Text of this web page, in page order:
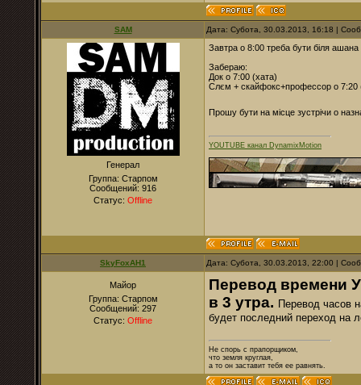
SAM Дата: Субота, 30.03.2013, 16:18 |
Генерал
Группа: Старпом
Сообщений: 916
Статус: Offline
Завтра о 8:00 треба бути біля ашана
Забераю:
Док о 7:00 (хата)
Слєм + скайфокс+профессор о 7:20
Прошу бути на місце зустрічи о
YOUTUBE канал DynamixMotion
SkyFoxAH1 Дата: Субота, 30.03.2013, 22:00 |
Майор
Группа: Старпом
Сообщений: 297
Статус: Offline
Перевод времени
в 3 утра. Перевод часов
будет последний переход на
Не спорь с прапорщиком,
что земля круглая,
а то он заставит тебя ее равнять.